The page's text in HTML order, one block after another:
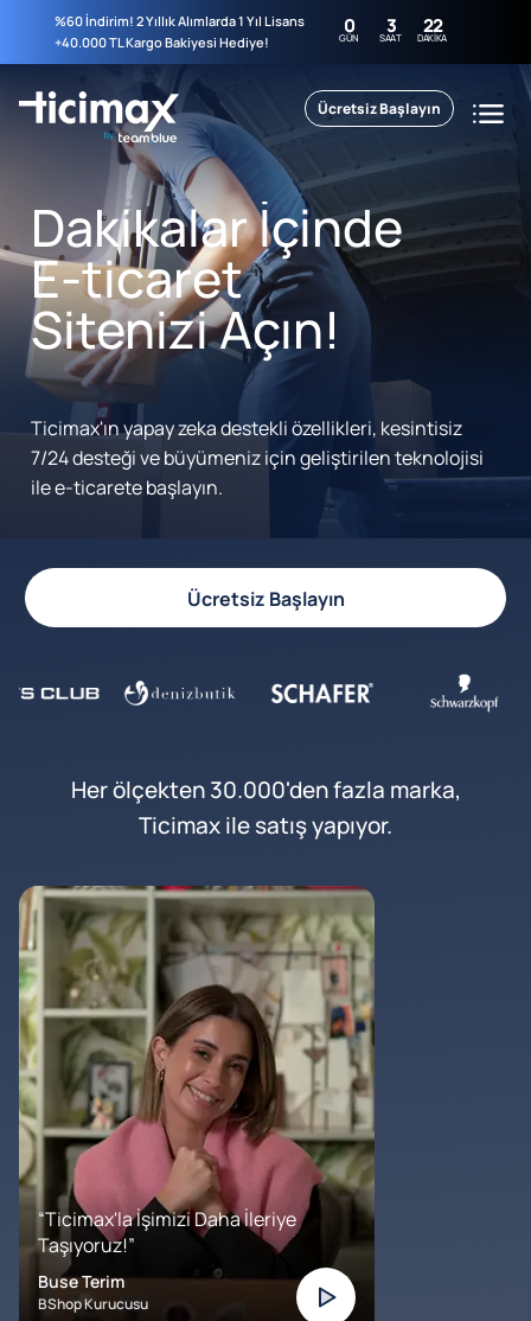
%60 İndirim! 2 Yıllık Alımlarda 1 Yıl Lisans
+40.000 TL Kargo Bakiyesi Hediye!
0
GÜN 3
SAAT 22
DAKIKA
Ücretsiz Başlayın
Dakikalar İçinde
E-ticaret
Sitenizi Açın!
Ticimax'ın yapay zeka destekli özellikleri, kesintisiz
7/24 desteği ve büyümeniz için geliştirilen teknolojisi
ile e-ticarete başlayın.
Ücretsiz Başlayın
Her ölçekten 30.000'den fazla marka,
Ticimax ile satış yapıyor.
“Ticimax'la İşimizi Daha İleriye
Taşıyoruz!”
Buse Terim
BShop Kurucusu